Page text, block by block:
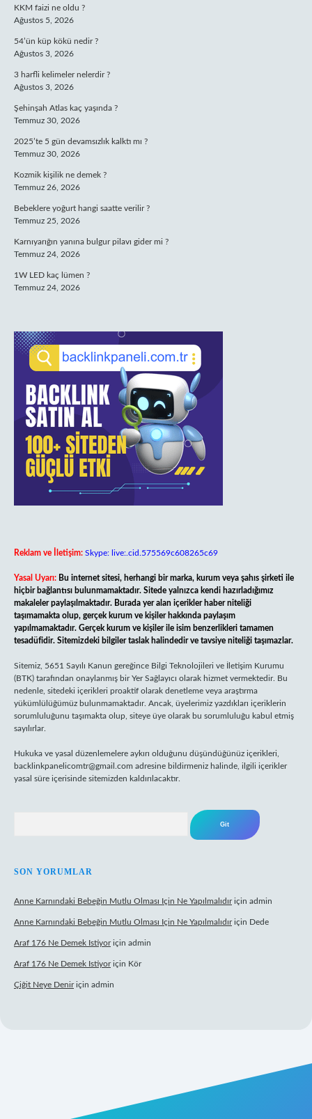
KKM faizi ne oldu ?
Ağustos 5, 2026
54’ün küp kökü nedir ?
Ağustos 3, 2026
3 harfli kelimeler nelerdir ?
Ağustos 3, 2026
Şehinşah Atlas kaç yaşında ?
Temmuz 30, 2026
2025’te 5 gün devamsızlık kalktı mı ?
Temmuz 30, 2026
Kozmik kişilik ne demek ?
Temmuz 26, 2026
Bebeklere yoğurt hangi saatte verilir ?
Temmuz 25, 2026
Karnıyarığın yanına bulgur pilavı gider mi ?
Temmuz 24, 2026
1W LED kaç lümen ?
Temmuz 24, 2026
Reklam ve İletişim: Skype: live:.cid.575569c608265c69
Yasal Uyarı: Bu internet sitesi, herhangi bir marka, kurum veya şahıs şirketi ile
hiçbir bağlantısı bulunmamaktadır. Sitede yalnızca kendi hazırladığımız
makaleler paylaşılmaktadır. Burada yer alan içerikler haber niteliği
taşımamakta olup, gerçek kurum ve kişiler hakkında paylaşım
yapılmamaktadır. Gerçek kurum ve kişiler ile isim benzerlikleri tamamen
tesadüfidir. Sitemizdeki bilgiler taslak halindedir ve tavsiye niteliği taşımazlar.
Sitemiz, 5651 Sayılı Kanun gereğince Bilgi Teknolojileri ve İletişim Kurumu
(BTK) tarafından onaylanmış bir Yer Sağlayıcı olarak hizmet vermektedir. Bu
nedenle, sitedeki içerikleri proaktif olarak denetleme veya araştırma
yükümlülüğümüz bulunmamaktadır. Ancak, üyelerimiz yazdıkları içeriklerin
sorumluluğunu taşımakta olup, siteye üye olarak bu sorumluluğu kabul etmiş
sayılırlar.
Hukuka ve yasal düzenlemelere aykırı olduğunu düşündüğünüz içerikleri,
backlinkpanelicomtr@gmail.com adresine bildirmeniz halinde, ilgili içerikler
yasal süre içerisinde sitemizden kaldırılacaktır.
SON YORUMLAR
Anne Karnındaki Bebeğin Mutlu Olması Için Ne Yapılmalıdıriçin admin
Anne Karnındaki Bebeğin Mutlu Olması Için Ne Yapılmalıdıriçin Dede
Araf 176 Ne Demek Istiyoriçin admin
Araf 176 Ne Demek Istiyoriçin Kör
Çiğit Neye Deniriçin admin